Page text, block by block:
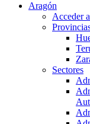
Aragón
Acceder
Sectores